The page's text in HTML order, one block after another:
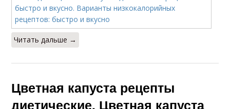
Читать дальше →
Цветная капуста рецепты
диетические. Цветная капуста